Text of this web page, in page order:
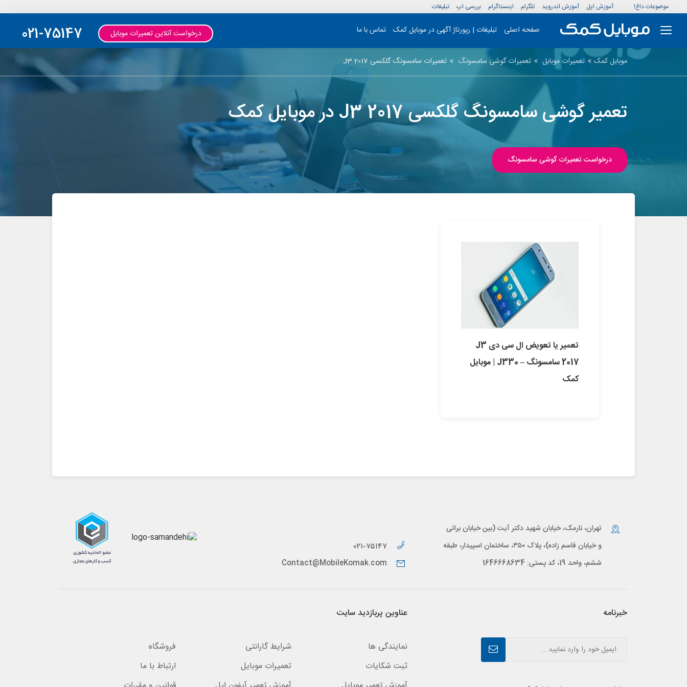
موضوعات داغ! آموزش اپل آموزش اندروید تلگرام اینستاگرام بررسی اپ تبلیغات
صفحه اصلی تبلیغات | رپورتاژ آگهی در موبایل کمک تماس با ما 021-75147 درخواست آنلاین تعمیرات موبایل
موبایل کمک تعمیرات موبایل تعمیرات گوشی سامسونگ تعمیرات سامسونگ گلکسی J3 2017
تعمیر گوشی سامسونگ گلکسی J3 2017 در موبایل کمک
درخواست تعمیرات گوشی سامسونگ
تعمیر یا تعویض ال سی دی J3
2017 سامسونگ – J330 | موبایل
کمک
تهران، نارمک، خیابان شهید دکتر آیت (بین خیابان براتی
و خیابان قاسم زاده)، پلاک ۳۵۰، ساختمان اسپیدار، طبقه
ششم، واحد 19، کد پستی: 1646668634
۰۲۱-۷۵۱۴۷
Contact@MobileKomak.com
خبرنامه عناوین پربازدید سایت
نمایندگی ها شرایط گارانتی
فروشگاه
ثبت شکایات
تعمیرات موبایل
ارتباط با ما